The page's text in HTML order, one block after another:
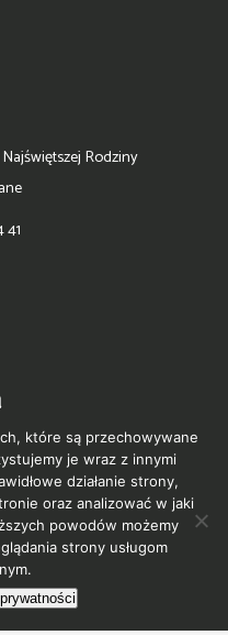
Rodziny
41
2021
które są przechowywane
je wraz z innymi
działanie strony,
oraz analizować w jaki
powodów możemy
strony usługom